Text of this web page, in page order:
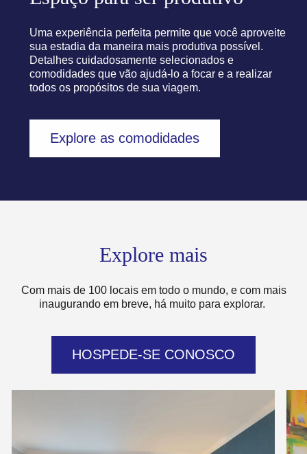
Uma experiência perfeita permite que você aproveite
sua estadia da maneira mais produtiva possível.
Detalhes cuidadosamente selecionados e
comodidades que vão ajudá-lo a focar e a realizar
todos os propósitos de sua viagem.
Explore as comodidades
Explore mais
Com mais de 100 locais em todo o mundo, e com mais
inaugurando em breve, há muito para explorar.
HOSPEDE-SE CONOSCO